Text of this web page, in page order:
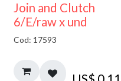
Join and Clutch
6/E/raw x und
Cod: 17593